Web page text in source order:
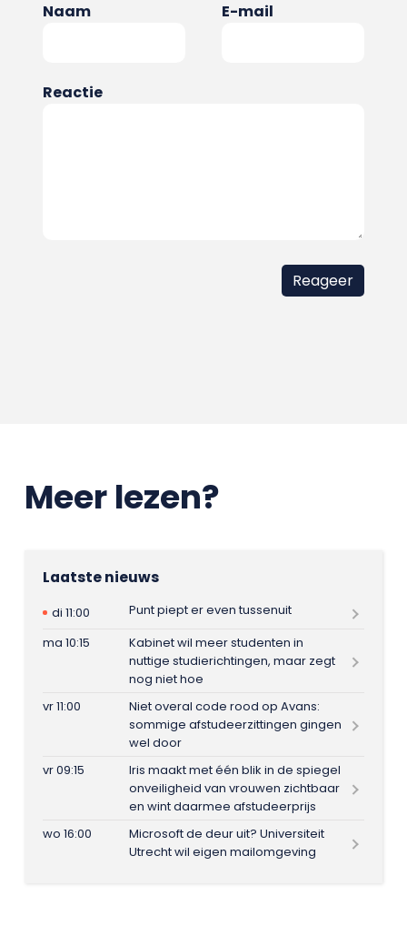
Naam E-mail
Reactie
Meer lezen?
Laatste nieuws
di 11:00
Punt piept er even tussenuit
ma 10:15
Kabinet wil meer studenten in
nuttige studierichtingen, maar zegt
nog niet hoe
vr 11:00
Niet overal code rood op Avans:
sommige afstudeerzittingen gingen
wel door
vr 09:15
Iris maakt met één blik in de spiegel
onveiligheid van vrouwen zichtbaar
en wint daarmee afstudeerprijs
wo 16:00
Microsoft de deur uit? Universiteit
Utrecht wil eigen mailomgeving